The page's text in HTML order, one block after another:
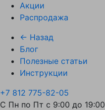
Акции
Распродажа
← Назад
Блог
Полезные статьи
Инструкции
+7 812 775-82-05
С Пн по Пт с 9:00 до 19:00